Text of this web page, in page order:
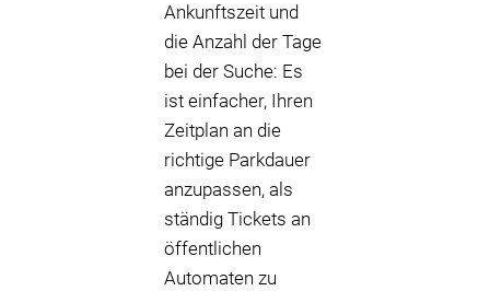
Ankunftszeit und
die Anzahl der Tage
bei der Suche: Es
ist einfacher, Ihren
Zeitplan an die
richtige Parkdauer
anzupassen, als
ständig Tickets an
öffentlichen
Automaten zu